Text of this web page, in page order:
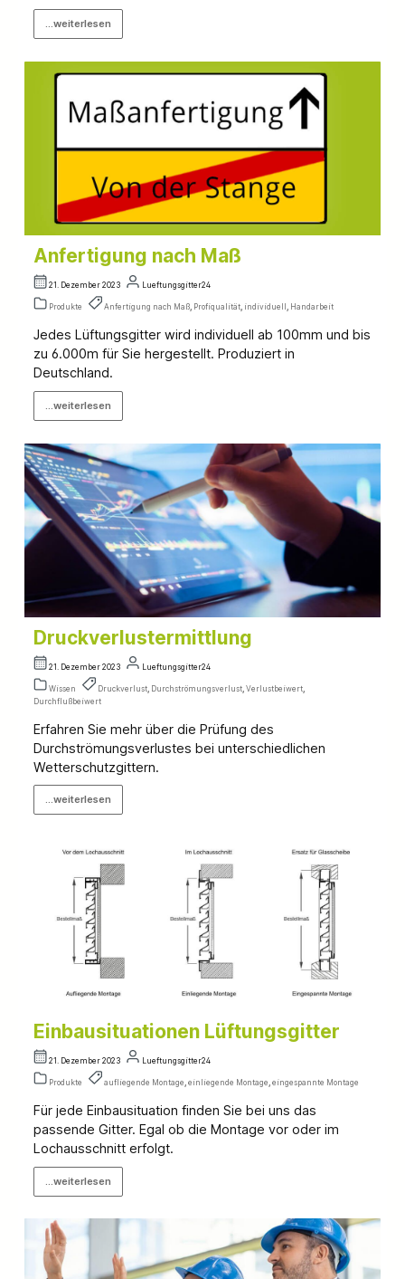
...weiterlesen
Anfertigung nach Maß
21. Dezember 2023 Lueftungsgitter24
Produkte Anfertigung nach Maß, Profiqualität, individuell , Handarbeit
Jedes Lüftungsgitter wird individuell ab 100mm und bis
zu 6.000m für Sie hergestellt. Produziert in
Deutschland.
...weiterlesen
Druckverlustermittlung
21. Dezember 2023 Lueftungsgitter24
Wissen Druckverlust, Durchströmungsverlust, Verlustbeiwert,
Durchflußbeiwert
Erfahren Sie mehr über die Prüfung des
Durchströmungsverlustes bei unterschiedlichen
Wetterschutzgittern.
...weiterlesen
Einbausituationen Lüftungsgitter
21. Dezember 2023 Lueftungsgitter24
Produkte aufliegende Montage , einliegende Montage , eingespannte Montage
Für jede Einbausituation finden Sie bei uns das
passende Gitter. Egal ob die Montage vor oder im
Lochausschnitt erfolgt.
...weiterlesen